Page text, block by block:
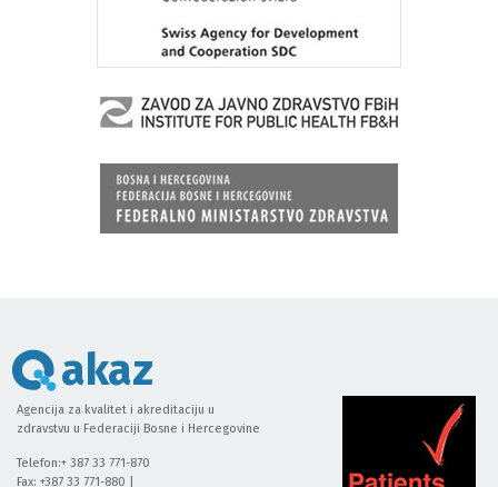
akaz
Agencija za kvalitet i akreditaciju u
zdravstvu u Federaciji Bosne i Hercegovine
Telefon:+ 387 33 771-870
Fax: +387 33 771-880 |